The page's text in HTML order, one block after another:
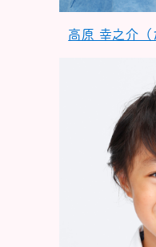
高原 幸之介（